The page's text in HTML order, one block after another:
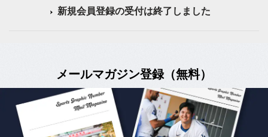
新規会員登録の受付は終了しました
メールマガジン登録（無料）